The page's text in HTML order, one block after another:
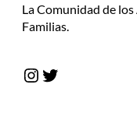
La Comunidad de
Familias.
Instagram Twitter